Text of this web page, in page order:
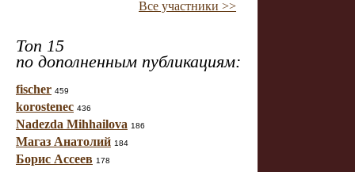
Все участники >>
Топ 15
по дополненным публикациям:
fischer 459
korostenec 436
Nadezda Mihhailova 186
Магаз Анатолий 184
Борис Ассеев 178